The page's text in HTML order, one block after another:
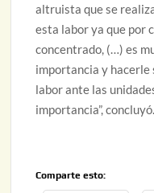
altruista que se
esta labor ya que por
concentrado, (…) es
importancia y hacerle
labor ante las
importancia”, concluyó.
Comparte esto: